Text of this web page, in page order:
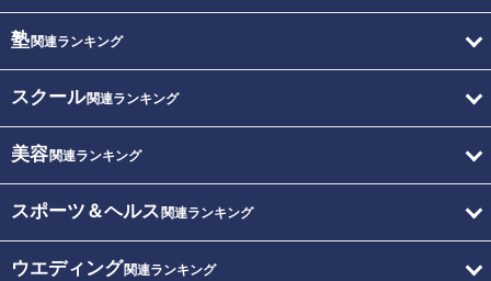
塾関連ランキング
スクール関連ランキング
美容関連ランキング
スポーツ＆ヘルス 関連ランキング
ウエディング関連ランキング